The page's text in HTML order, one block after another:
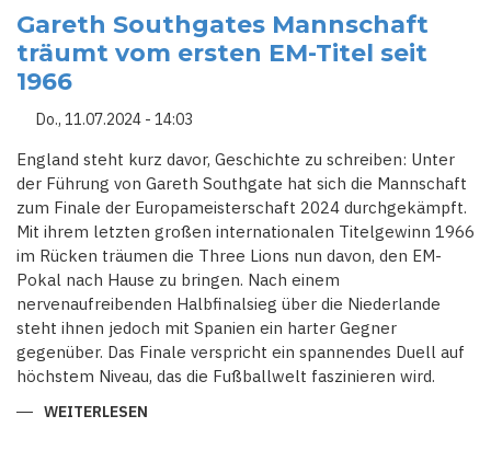
DER
EM
2024:
EIN
LUIS
DE
FUENTE
Gareth Southgates Mannschaft
träumt vom ersten EM-Titel seit
1966
Do., 11.07.2024 - 14:03
England steht kurz davor, Geschichte zu schreiben: Unter
der Führung von Gareth Southgate hat sich die Mannschaft
zum Finale der Europameisterschaft 2024 durchgekämpft.
Mit ihrem letzten großen internationalen Titelgewinn 1966
im Rücken träumen die Three Lions nun davon, den EM-
Pokal nach Hause zu bringen. Nach einem
nervenaufreibenden Halbfinalsieg über die Niederlande
steht ihnen jedoch mit Spanien ein harter Gegner
gegenüber. Das Finale verspricht ein spannendes Duell auf
höchstem Niveau, das die Fußballwelt faszinieren wird.
WEITERLESEN